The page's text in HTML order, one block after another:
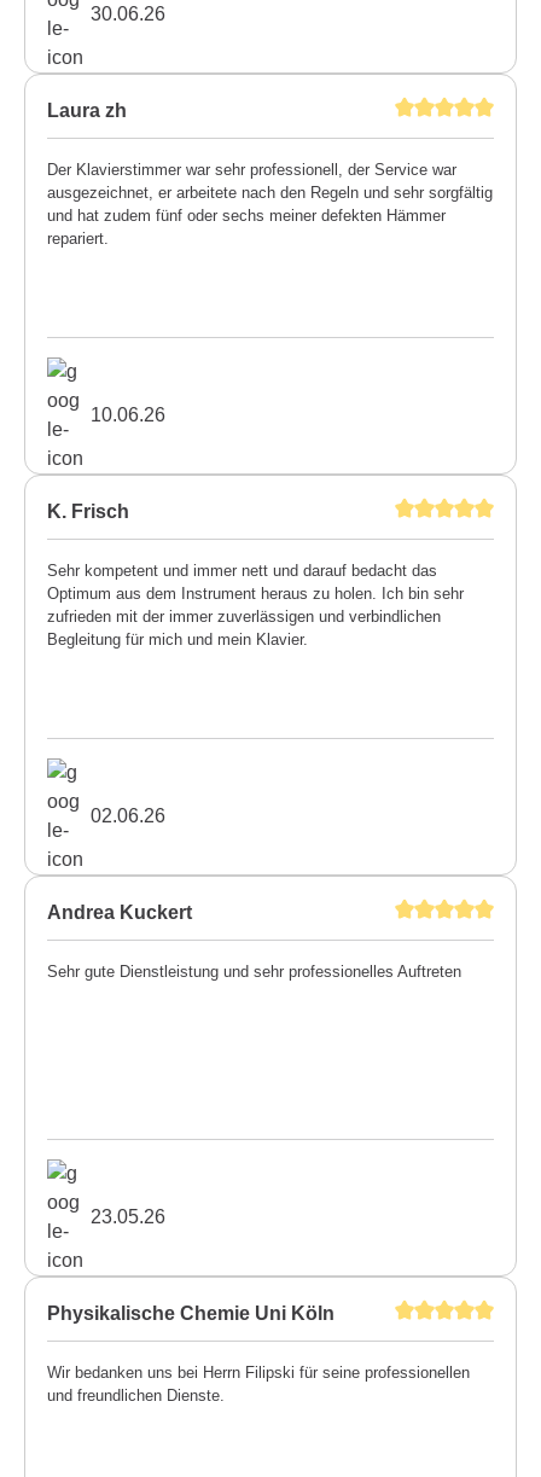
30.06.26
Laura zh
Der Klavierstimmer war sehr professionell, der Service war
ausgezeichnet, er arbeitete nach den Regeln und sehr sorgfältig
und hat zudem fünf oder sechs meiner defekten Hämmer
repariert.
10.06.26
K. Frisch
Sehr kompetent und immer nett und darauf bedacht das
Optimum aus dem Instrument heraus zu holen. Ich bin sehr
zufrieden mit der immer zuverlässigen und verbindlichen
Begleitung für mich und mein Klavier.
02.06.26
Andrea Kuckert
Sehr gute Dienstleistung und sehr professionelles Auftreten
23.05.26
Physikalische Chemie Uni Köln
Wir bedanken uns bei Herrn Filipski für seine professionellen
und freundlichen Dienste.